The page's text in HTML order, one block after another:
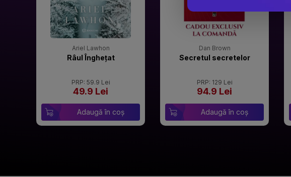
Ariel Lawhon
Râul Înghețat
PRP: 59.9 Lei
49.9 Lei
Adaugă în coș
Dan Brown
Secretul secretelor
PRP: 129 Lei
94.9 Lei
Adaugă în coș